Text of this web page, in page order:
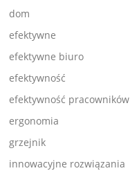
dom
efektywne
efektywne biuro
efektywność
efektywność pracowników
ergonomia
grzejnik
innowacyjne rozwiązania